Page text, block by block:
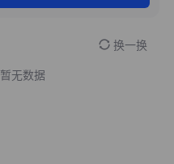
换一换
暂无数据